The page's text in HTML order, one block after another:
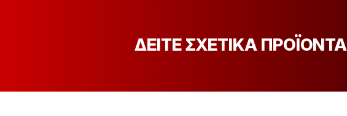
ΔΕΙΤΕ ΣΧΕΤΙΚΑ ΠΡΟΪΟΝΤΑ